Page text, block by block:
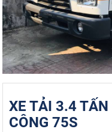
XE TẢI 3.4
CÔNG 75S